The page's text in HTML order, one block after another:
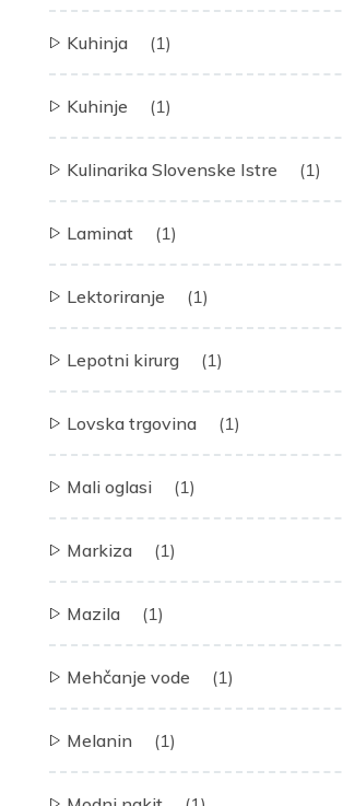
Kuhinja (1)
Kuhinje (1)
Kulinarika Slovenske Istre (1)
Laminat (1)
Lektoriranje (1)
Lepotni kirurg (1)
Lovska trgovina (1)
Mali oglasi (1)
Markiza (1)
Mazila (1)
Mehčanje vode (1)
Melanin (1)